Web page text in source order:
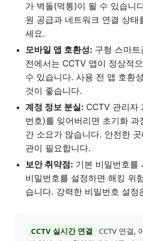
가 벽돌(먹통)이 될 수 있습니
원 공급과 네트워크 연결 상태
세요.
모바일 앱 호환성: 구형 스마트
전에서는 CCTV 앱이 정상적
수 있습니다. 사용 전 앱 호환
것이 좋습니다.
계정 정보 분실: CCTV 관리자
번호)를 잊어버리면 초기화 과
간 소요가 많습니다. 안전한
관이 필요합니다.
보안 취약점: 기본 비밀번호를
비밀번호를 설정하면 해킹 위
습니다. 강력한 비밀번호 설정
CCTV 실시간 연결
CCTV 연결,